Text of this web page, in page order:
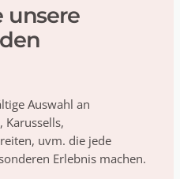
unsere
Auswahl an
Karussells,
uvm. die jede
Erlebnis machen.